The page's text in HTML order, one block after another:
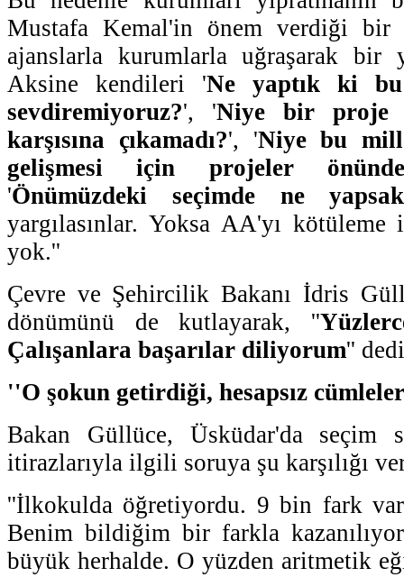
Mustafa Kemal'in önem verdiği bir
ajanslarla kurumlarla uğraşarak bir
Aksine kendileri 'Ne yaptık ki
sevdiremiyoruz?', 'Niye bir proje
karşısına çıkamadı?', 'Niye bu
gelişmesi için projeler
'Önümüzdeki seçimde ne yapsak
yargılasınlar. Yoksa AA'yı
yok.''
Çevre ve Şehircilik Bakanı İdris
dönümünü de kutlayarak, ''
Çalışanlara başarılar diliyorum''
''O şokun getirdiği, hesapsız
Bakan Güllüce, Üsküdar'da seçim
itirazlarıyla ilgili soruya şu karşılığı
''İlkokulda öğretiyordu. 9 bin fark
Benim bildiğim bir farkla
büyük herhalde. O yüzden aritmetik